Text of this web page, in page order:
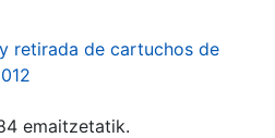
retirada de cartuchos de
emaitzetatik.